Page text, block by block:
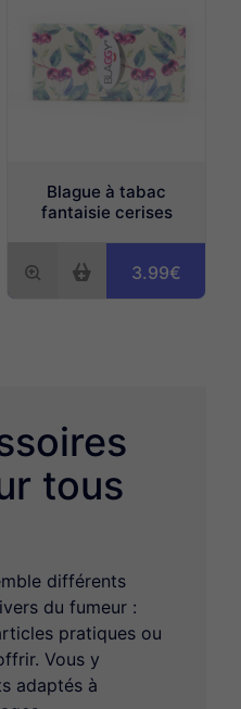
Blague à tabac
fantaisie cerises
3.99€
tous
différents
du fumeur :
pratiques ou
Vous y
adaptés à